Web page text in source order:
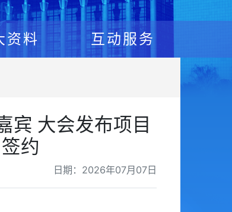
资料 互动服务
宾 大会发布项目
约
日期：2026年07月07日